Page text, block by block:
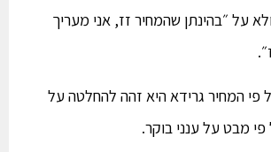
על ״בהינתן שהמחיר זז, אני מעריך
המחיר גרידא היא זהה להחלטה על
מבט על ענני בוקר.